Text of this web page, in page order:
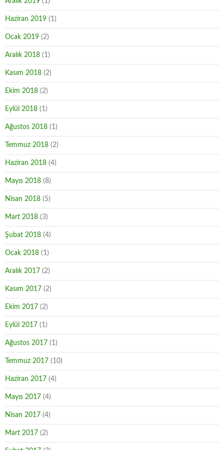
Haziran 2019 (1)
Ocak 2019 (2)
Aralık 2018 (1)
Kasım 2018 (2)
Ekim 2018 (2)
Eylül 2018 (1)
Ağustos 2018 (1)
Temmuz 2018 (2)
Haziran 2018 (4)
Mayıs 2018 (8)
Nisan 2018 (5)
Mart 2018 (3)
Şubat 2018 (4)
Ocak 2018 (1)
Aralık 2017 (2)
Kasım 2017 (2)
Ekim 2017 (2)
Eylül 2017 (1)
Ağustos 2017 (1)
Temmuz 2017 (10)
Haziran 2017 (4)
Mayıs 2017 (4)
Nisan 2017 (4)
Mart 2017 (2)